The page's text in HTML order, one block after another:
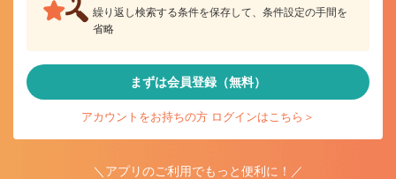
繰り返し検索する条件を保存して、条件設定の手間を
省略
まずは会員登録（無料）
アカウントをお持ちの方 ログインはこちら＞
＼アプリのご利用でもっと便利に！／